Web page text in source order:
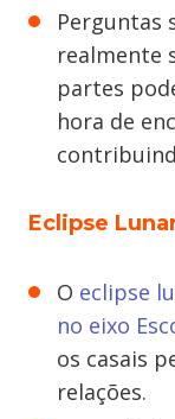
Perguntas
realmente
partes
hora de
Eclipse
O eclipse
no eixo
os casais
relações.